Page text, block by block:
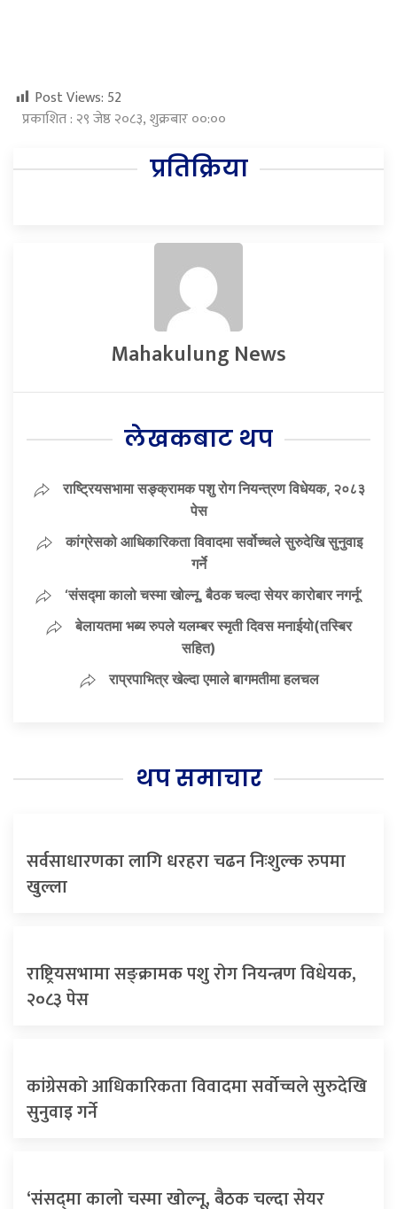
Post Views: 52
प्रकाशित : २९ जेष्ठ २०८३, शुक्रबार ००:००
प्रतिक्रिया
Mahakulung News
लेखकबाट थप
राष्ट्रियसभामा सङ्क्रामक पशु रोग नियन्त्रण विधेयक, २०८३
पेस
कांग्रेसको आधिकारिकता विवादमा सर्वोच्चले सुरुदेखि सुनुवाइ
गर्ने
‘संसद्‍मा कालो चस्मा खोल्नू, बैठक चल्दा सेयर कारोबार नगर्नू’
बेलायतमा भब्य रुपले यलम्बर स्मृती दिवस मनाईयो(तस्बिर
सहित)
राप्रपाभित्र खेल्दा एमाले बागमतीमा हलचल
थप समाचार
सर्वसाधारणका लागि धरहरा चढन निःशुल्क रुपमा
खुल्ला
राष्ट्रियसभामा सङ्क्रामक पशु रोग नियन्त्रण विधेयक,
२०८३ पेस
कांग्रेसको आधिकारिकता विवादमा सर्वोच्चले सुरुदेखि
सुनुवाइ गर्ने
‘संसद्‍मा कालो चस्मा खोल्नू, बैठक चल्दा सेयर